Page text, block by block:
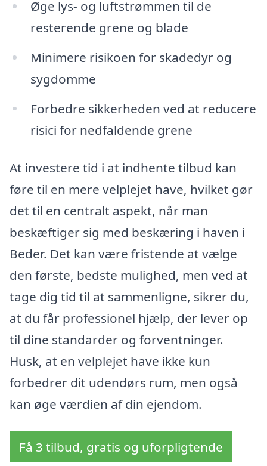
Øge lys- og luftstrømmen til de
resterende grene og blade
Minimere risikoen for skadedyr og
sygdomme
Forbedre sikkerheden ved at reducere
risici for nedfaldende grene
At investere tid i at indhente tilbud kan
føre til en mere velplejet have, hvilket gør
det til en centralt aspekt, når man
beskæftiger sig med beskæring i haven i
Beder. Det kan være fristende at vælge
den første, bedste mulighed, men ved at
tage dig tid til at sammenligne, sikrer du,
at du får professionel hjælp, der lever op
til dine standarder og forventninger.
Husk, at en velplejet have ikke kun
forbedrer dit udendørs rum, men også
kan øge værdien af din ejendom.
Få 3 tilbud, gratis og uforpligtende